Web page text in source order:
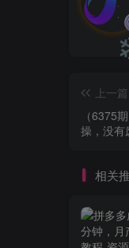
上一篇
（6375
操，没有
相关